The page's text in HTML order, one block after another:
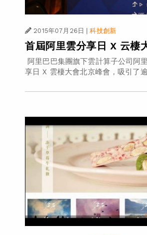
2015年07月26日 科技創新
首屆阿里雲分享日 X 云棲
阿里巴巴集團旗下雲計算子公司阿
享日 X 雲棲大會北京峰會，吸引了